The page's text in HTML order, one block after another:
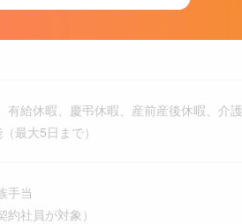
給休暇、慶弔休暇、産前産後休暇、介
最大5日まで）
手当
社員が対象）